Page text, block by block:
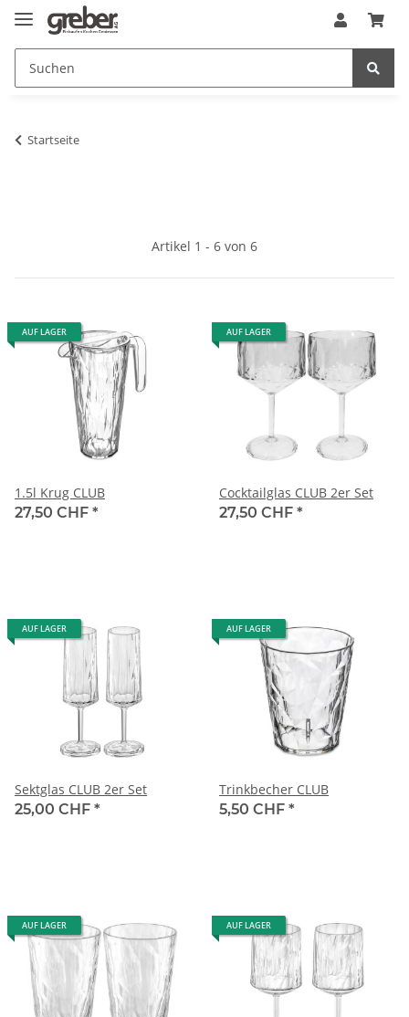
Startseite
Artikel 1 - 6 von 6
AUF LAGER
1.5l Krug CLUB
27,50 CHF *
AUF LAGER
Cocktailglas CLUB 2er Set
27,50 CHF *
AUF LAGER
Sektglas CLUB 2er Set
25,00 CHF *
AUF LAGER
Trinkbecher CLUB
5,50 CHF *
AUF LAGER AUF LAGER